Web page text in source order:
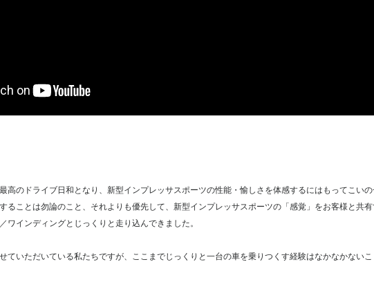
高のドライブ日和となり、新型インプレッサスポーツの性能・愉しさを体感するにはもってこい
ることは勿論のこと、それよりも優先して、新型インプレッサスポーツの「感覚」をお客様と共
ワインディングとじっくりと走り込んできました。
ていただいている私たちですが、ここまでじっくりと一台の車を乗りつくす経験はなかなかない